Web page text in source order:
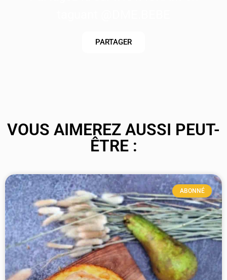
PARTAGER
VOUS AIMEREZ AUSSI PEUT-
ÊTRE :
ABONNÉ